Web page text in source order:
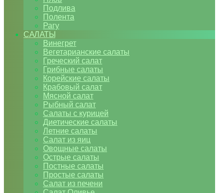
Подлива
Полента
Рагу
САЛАТЫ
Винегрет
Вегетарианские салаты
Греческий салат
Грибные салаты
Корейские салаты
Крабовый салат
Мясной салат
Рыбный салат
Салаты с курицей
Диетические салаты
Летние салаты
Салат из яиц
Овощные салаты
Острые салаты
Постные салаты
Простые салаты
Салат из печени